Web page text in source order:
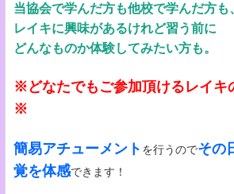
当協会で学んだ方も他校で学んだ方も
レイキに興味があるけれど習う前に
どんなものか体験してみたい方も。
※どなたでもご参加頂けるレイキ
※
簡易アチューメント を行うのでその
覚を体感できます！